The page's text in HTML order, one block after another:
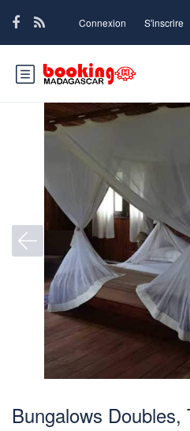
Connexion S'inscrire
Bungalows Doubles,